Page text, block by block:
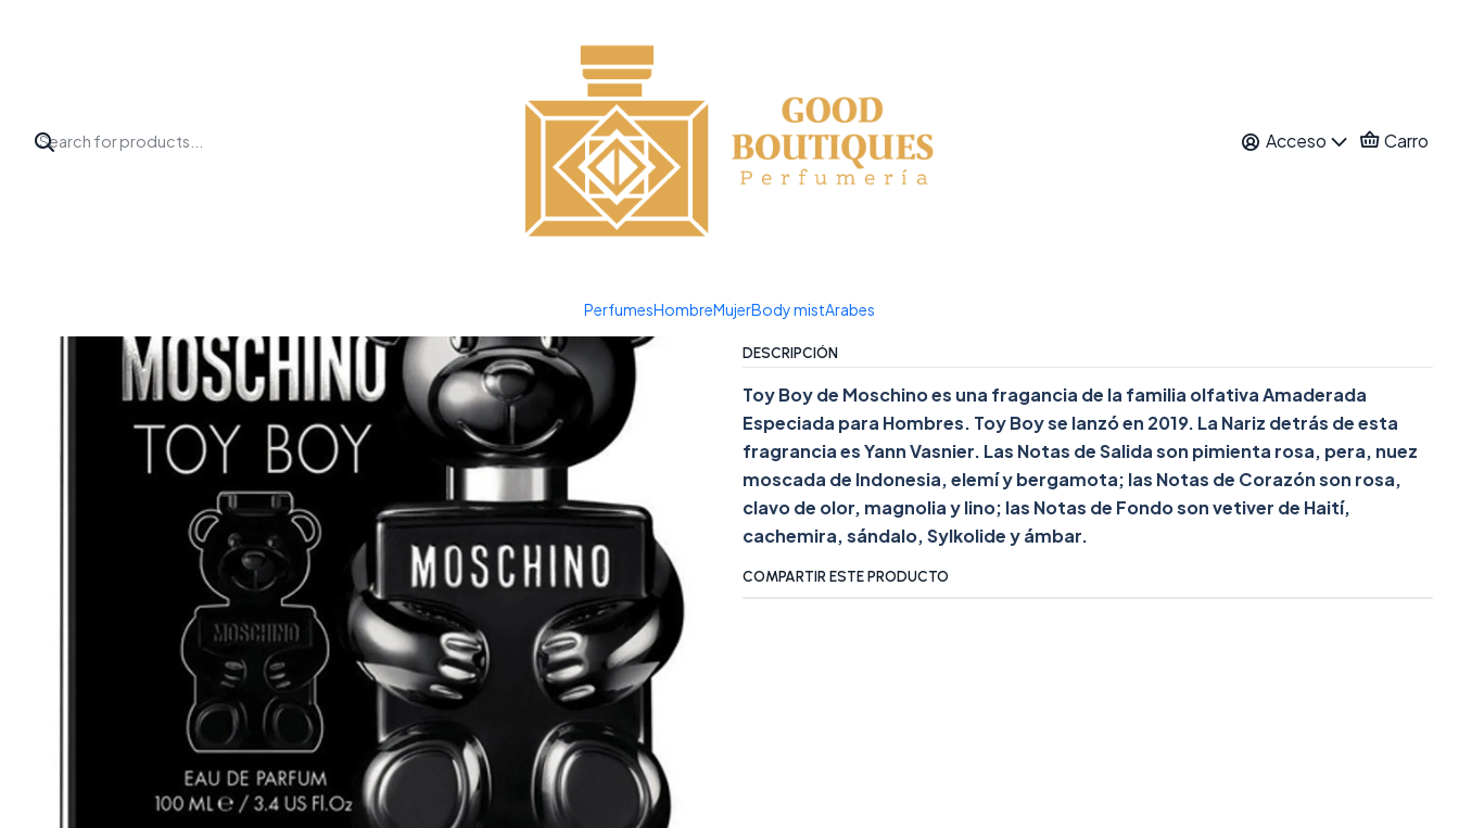
Acceso Carro
PerfumesHombreMujerBody mistArabes
TOY BOY EDP 100 ML
Mostrar stock de ubicaciones
DESCRIPCIÓN
Toy Boy de Moschino es una fragancia de la familia olfativa Amaderada
Especiada para Hombres. Toy Boy se lanzó en 2019. La Nariz detrás de esta
fragrancia es Yann Vasnier. Las Notas de Salida son pimienta rosa, pera, nuez
moscada de Indonesia, elemí y bergamota; las Notas de Corazón son rosa,
clavo de olor, magnolia y lino; las Notas de Fondo son vetiver de Haití,
cachemira, sándalo, Sylkolide y ámbar.
COMPARTIR ESTE PRODUCTO